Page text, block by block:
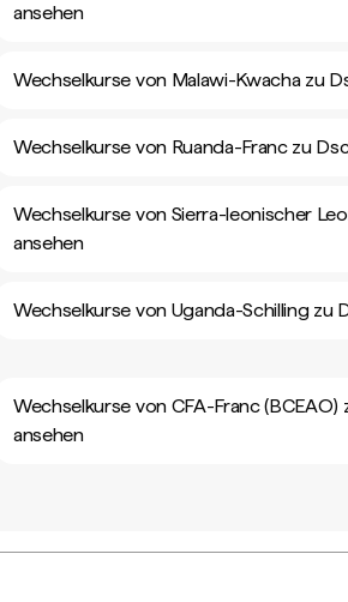
ansehen
Wechselkurse von Malawi-Kwacha zu
Wechselkurse von Ruanda-Franc zu
Wechselkurse von Sierra-leonischer
ansehen
Wechselkurse von Uganda-Schilling zu
Wechselkurse von CFA-Franc
ansehen